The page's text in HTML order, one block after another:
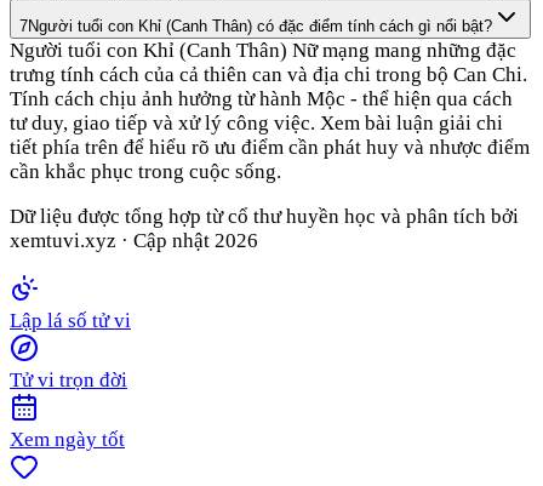
7Người tuổi con Khỉ (Canh Thân) có đặc điểm tính cách gì nổi bật?
Người tuổi con Khỉ (Canh Thân) Nữ mạng mang những đặc
trưng tính cách của cả thiên can và địa chi trong bộ Can Chi.
Tính cách chịu ảnh hưởng từ hành Mộc - thể hiện qua cách
tư duy, giao tiếp và xử lý công việc. Xem bài luận giải chi
tiết phía trên để hiểu rõ ưu điểm cần phát huy và nhược điểm
cần khắc phục trong cuộc sống.
Dữ liệu được tổng hợp từ cổ thư huyền học và phân tích bởi
xemtuvi.xyz · Cập nhật 2026
Lập lá số tử vi
Tử vi trọn đời
Xem ngày tốt